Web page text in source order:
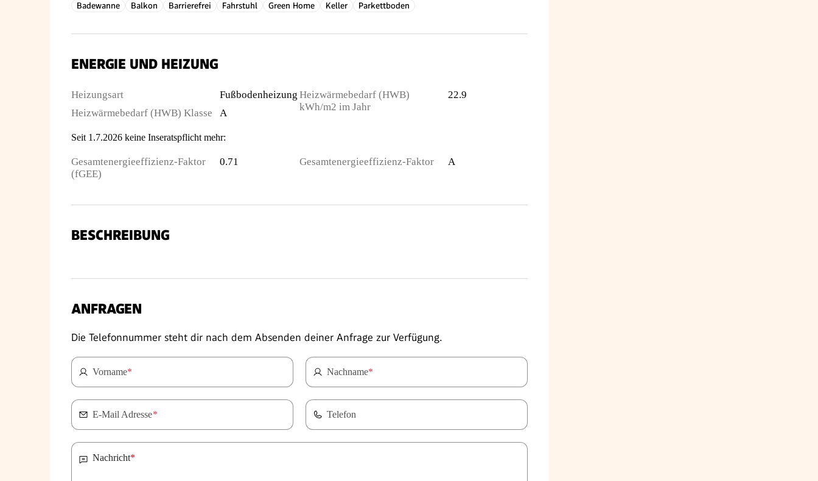
Badewanne Balkon Barrierefrei Fahrstuhl Green Home Keller Parkettboden
ENERGIE UND HEIZUNG
Heizungsart
Fußbodenheizung
Heizwärmebedarf (HWB) Klasse
A
Heizwärmebedarf (HWB)
kWh/m2 im Jahr
22.9
Seit 1.7.2026 keine Inseratspflicht mehr:
Gesamtenergieeffizienz-Faktor
(fGEE)
0.71 Gesamtenergieeffizienz-Faktor A
BESCHREIBUNG
ANFRAGEN
Die Telefonnummer steht dir nach dem Absenden deiner Anfrage zur Verfügung.
Vorname* Nachname*
E-Mail Adresse* Telefon
Nachricht*